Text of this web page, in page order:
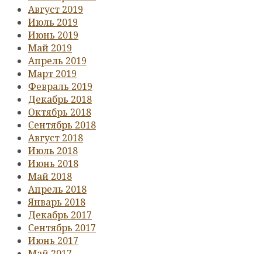
Август 2019
Июль 2019
Июнь 2019
Май 2019
Апрель 2019
Март 2019
Февраль 2019
Декабрь 2018
Октябрь 2018
Сентябрь 2018
Август 2018
Июль 2018
Июнь 2018
Май 2018
Апрель 2018
Январь 2018
Декабрь 2017
Сентябрь 2017
Июнь 2017